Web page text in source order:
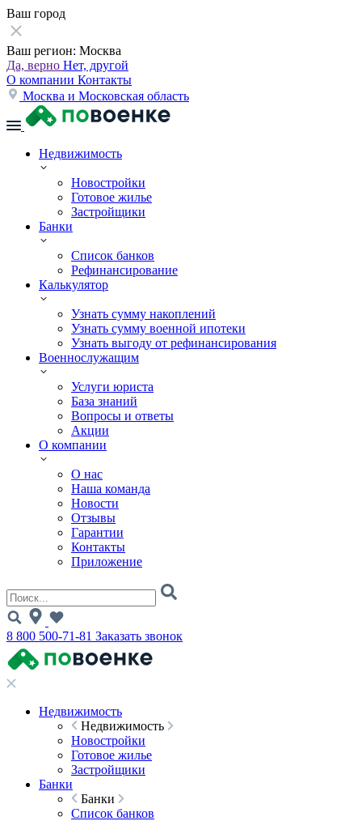
Ваш город
Ваш регион: Москва
Да, верно Нет, другой
О компании Контакты
Москва и Московская область
Недвижимость
Новостройки
Готовое жилье
Застройщики
Банки
Список банков
Рефинансирование
Калькулятор
Узнать сумму накоплений
Узнать сумму военной ипотеки
Узнать выгоду от рефинансирования
Военнослужащим
Услуги юриста
База знаний
Вопросы и ответы
Акции
О компании
О нас
Наша команда
Новости
Отзывы
Гарантии
Контакты
Приложение
8 800 500-71-81 Заказать звонок
Недвижимость
Недвижимость
Новостройки
Готовое жилье
Застройщики
Банки
Банки
Список банков